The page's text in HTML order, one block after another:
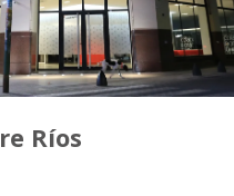
Ríos